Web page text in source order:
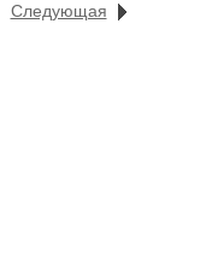
Следующая